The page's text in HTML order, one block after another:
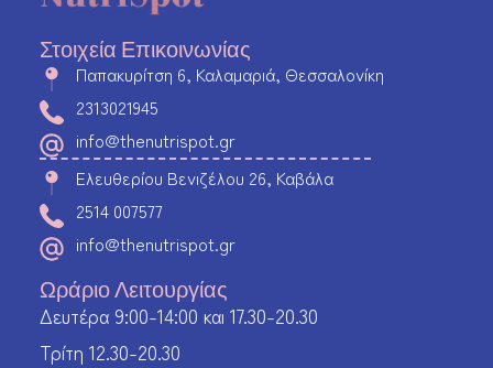
Στοιχεία Επικοινωνίας
Παπακυρίτση 6, Καλαμαριά, Θεσσαλονίκη
2313021945
info@thenutrispot.gr
Ελευθερίου Βενιζέλου 26, Καβάλα
2514 007577
info@thenutrispot.gr
Ωράριο Λειτουργίας
Δευτέρα 9:00-14:00 και 17.30-20.30
Τρίτη 12.30-20.30